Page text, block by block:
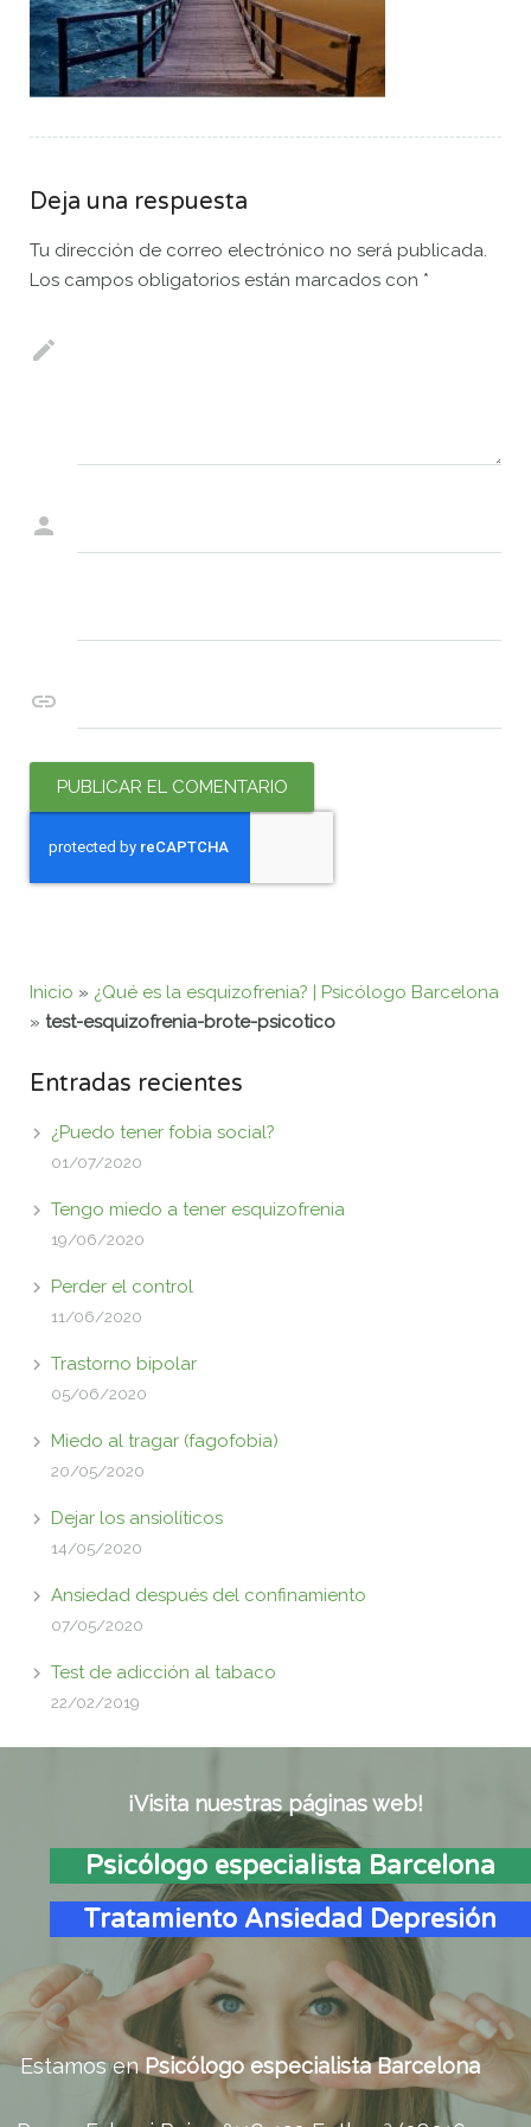
Deja una respuesta
Tu dirección de correo electrónico no será publicada.
Los campos obligatorios están marcados con *
Inicio » ¿Qué es la esquizofrenia? | Psicólogo Barcelona
» test-esquizofrenia-brote-psicotico
Entradas recientes
¿Puedo tener fobia social?
01/07/2020
Tengo miedo a tener esquizofrenia
19/06/2020
Perder el control
11/06/2020
Trastorno bipolar
05/06/2020
Miedo al tragar (fagofobia)
20/05/2020
Dejar los ansiolíticos
14/05/2020
Ansiedad después del confinamiento
07/05/2020
Test de adicción al tabaco
22/02/2019
¡Visita nuestras páginas web!
Psicólogo especialista Barcelona
Tratamiento Ansiedad Depresión
Estamos enPsicólogo especialista Barcelona